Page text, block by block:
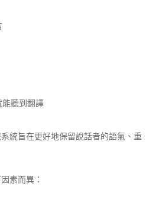
聽到翻譯
統旨在更好地保留說話者的語氣、重
素而異：